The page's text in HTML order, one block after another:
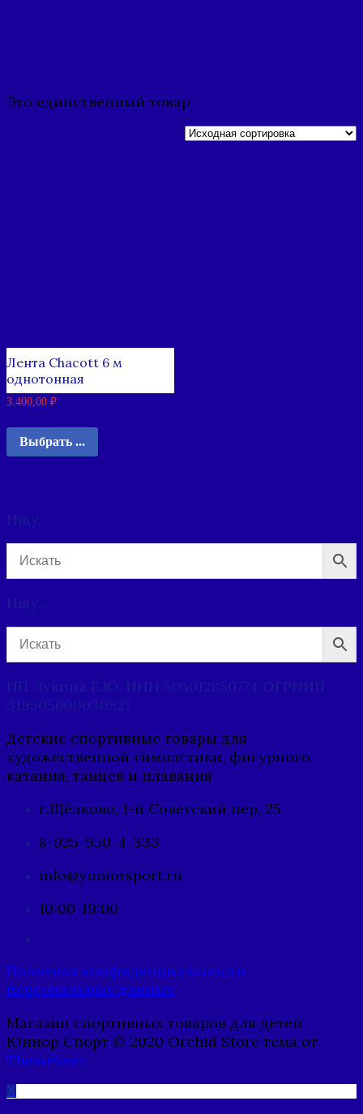
Это единственный товар
Лента Chacott 6 м
однотонная
3.400,00 ₽
Выбрать ...
Ищу…
Ищу…
ИП Лукина Е.Ю. ИНН 505012850774 ОГРНИП
319505000030527
Детские спортивные товары для
художественной гимнастики, фигурного
катания, танцев и плавания
г.Щёлково, 1-й Советский пер, 25
8-925-950-4-333
info@yuniorsport.ru
10:00-19:00
Политика конфиденциальности
персональных данных
Магазин спортивных товаров для детей
Юниор Спорт © 2020 Orchid Store тема от
Themebeez
X